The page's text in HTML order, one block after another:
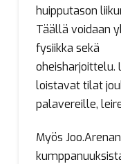
huipputason
Täällä voidaan
fysiikka sekä
oheisharjoittelu.
loistavat tilat
palavereille,
Myös